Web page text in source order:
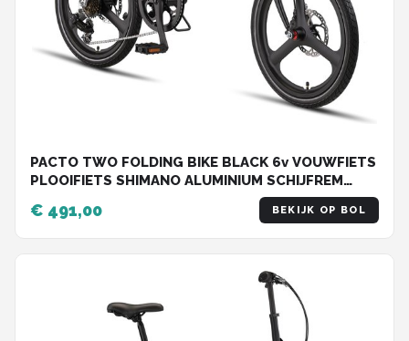
PACTO TWO FOLDING BIKE BLACK 6v VOUWFIETS
PLOOIFIETS SHIMANO ALUMINIUM SCHIJFREM
€ 491,00 BEKIJK OP BOL